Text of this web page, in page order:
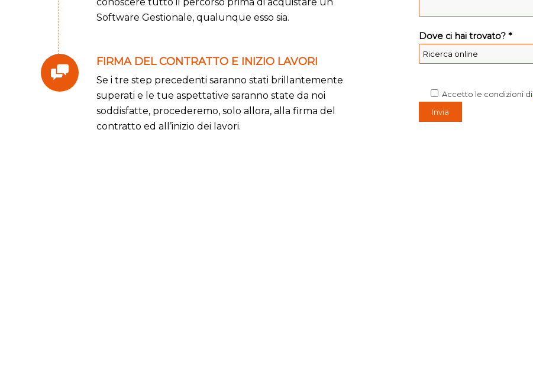
Software Gestionale, qualunque esso sia.
FIRMA DEL CONTRATTO E INIZIO LAVORI
Se i tre step precedenti saranno stati brillantemente
superati e le tue aspettative saranno state da noi
soddisfatte, procederemo, solo allora, alla firma del
contratto ed all’inizio dei lavori.
Dove ci hai trovato? *
Accetto le condizioni di